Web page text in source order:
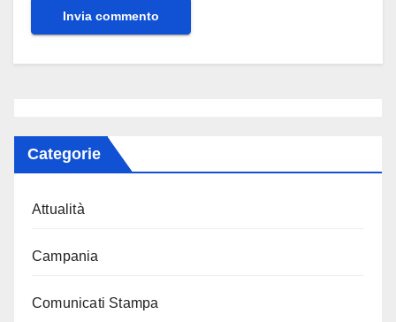
Categorie
Attualità
Campania
Comunicati Stampa